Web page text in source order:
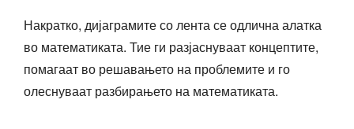
Накратко, дијаграмите со лента се одлична алатка
во математиката. Тие ги разјаснуваат концептите,
помагаат во решавањето на проблемите и го
олеснуваат разбирањето на математиката.